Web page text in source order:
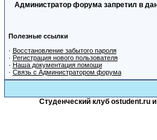
Администратор форума запретил в
Полезные ссылки
· Восстановление забытого пароля
· Регистрация нового пользователя
· Наша документация помощи
· Связь с Администратором форума
Студенческий клуб ostudent.ru